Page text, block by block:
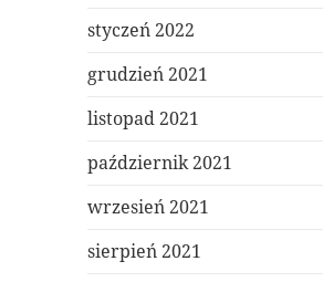
styczeń 2022
grudzień 2021
listopad 2021
październik 2021
wrzesień 2021
sierpień 2021